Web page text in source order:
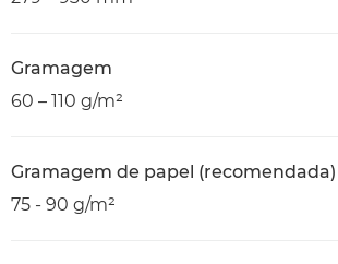
Gramagem
60 – 110 g/m²
Gramagem de papel (recomendada)
75 - 90 g/m²